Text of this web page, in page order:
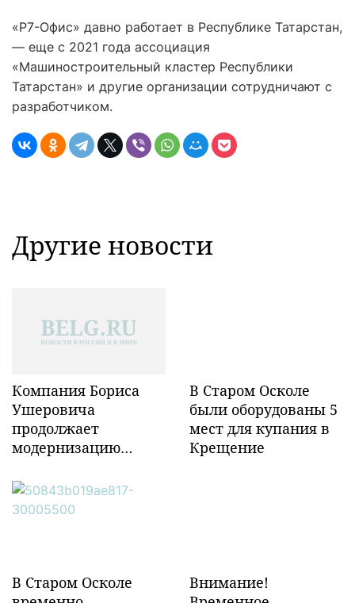
«Р7-Офис» давно работает в Республике Татарстан,
— еще с 2021 года ассоциация
«Машиностроительный кластер Республики
Татарстан» и другие организации сотрудничают с
разработчиком.
Другие новости
Компания Бориса
Ушеровича
продолжает
модернизацию
инфраструктуры в
Забайкалье
В Старом Осколе
были оборудованы 5
мест для купания в
Крещение
В Старом Осколе
Внимание!